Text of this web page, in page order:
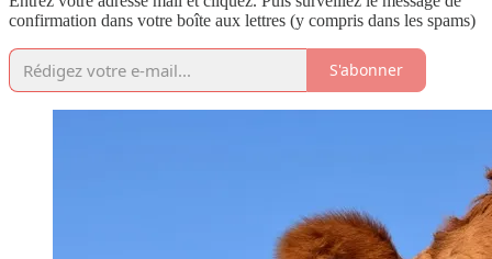
confirmation dans votre boîte aux lettres (y compris dans les spams)
S'abonner